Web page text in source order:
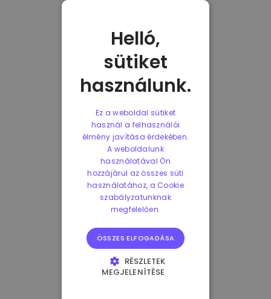
Helló,
sütiket
használunk.
Ez a weboldal sütiket
használ a felhasználói
élmény javítása érdekében.
A weboldalunk
használatával Ön
hozzájárul az összes süti
használatához, a Cookie
szabályzatunknak
megfelelően.
ÖSSZES ELFOGADÁSA
RÉSZLETEK
MEGJELENÍTÉSE